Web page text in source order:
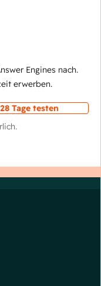
Engines nach.
erwerben.
28 Tage testen